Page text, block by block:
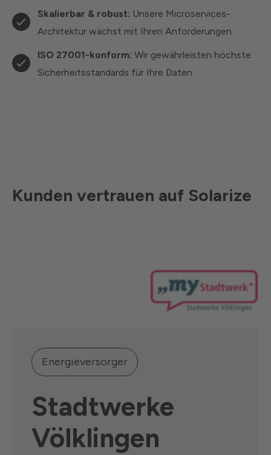
Skalierbar & robust: Unsere Microservices-
Architektur wächst mit Ihren Anforderungen.
ISO 27001-konform: Wir gewährleisten höchste
Sicherheitsstandards für Ihre Daten.
Kunden vertrauen auf Solarize
Energieversorger
Stadtwerke
Völklingen